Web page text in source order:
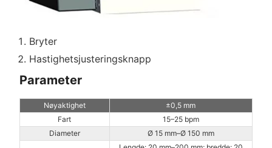
Bryter
Hastighetsjusteringsknapp
Parameter
Nøyaktighet
±0,5 mm
Fart
15–25 bpm
Diameter
Ø 15 mm–Ø 150 mm